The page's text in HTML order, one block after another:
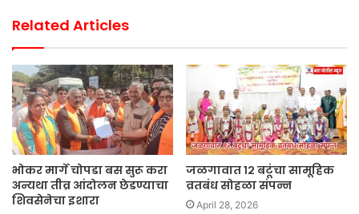
Related Articles
भोकर मार्गे चोपडा बस सुरू करा
अन्यथा तीव्र आंदोलन छेडण्याचा
शिवसेनेचा इशारा
जळगावात १२ बटूंचा सामूहिक
व्रतबंध सोहळा संपन्न
April 28, 2026